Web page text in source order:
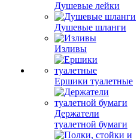
Душевые лейки
Душевые шланги
Изливы
Ершики туалетные
Держатели
туалетной бумаги